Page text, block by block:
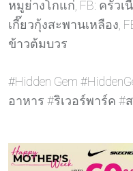
หมูย่างโกแก่, FB: ครัวเ
เกี๊ยวกุ้งสะพานเหลือง,
ข้าวต้มบวร
#Hidden Gem
อาหาร #ริเวอร์พาร์ค